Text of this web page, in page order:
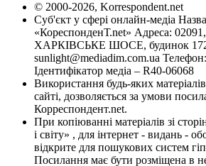
© 2000-2026, Korrespondent.net
Суб'єкт у сфері онлайн-медіа
«КореспонденТ.net» Адреса:
ХАРКІВСЬКЕ ШОСЕ, будинок 172-
sunlight@mediadim.com.ua
Ідентифікатор медіа – R40-06068
Використання будь-яких
сайті, дозволяється за умови
Корреспондент.net.
При копіюванні матеріалів зі
і світу» , для інтернет - видань -
відкрите для пошукових систем
Посилання має бути розміщена в